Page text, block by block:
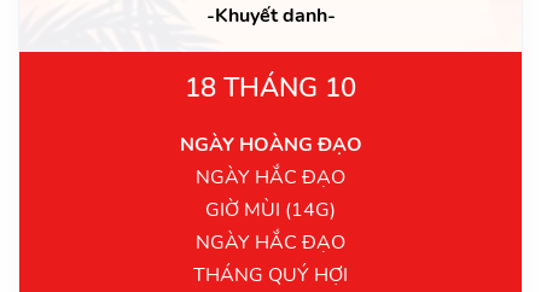
-Khuyết danh-
18 THÁNG 10
NGÀY HOÀNG ĐẠO
NGÀY HẮC ĐẠO
GIỜ MÙI (14G)
NGÀY HẮC ĐẠO
THÁNG QUÝ HỢI